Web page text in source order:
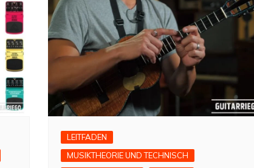
LEITFADEN
MUSIKTHEORIE UND TECHNISCH